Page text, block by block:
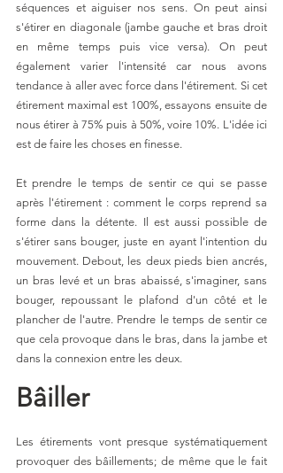
séquences et aiguiser nos sens. On peut ainsi
s'étirer en diagonale (jambe gauche et bras droit
en même temps puis vice versa). On peut
également varier l'intensité car nous avons
tendance à aller avec force dans l'étirement. Si cet
étirement maximal est 100%, essayons ensuite de
nous étirer à 75% puis à 50%, voire 10%. L'idée ici
est de faire les choses en finesse.
Et prendre le temps de sentir ce qui se passe
après l'étirement : comment le corps reprend sa
forme dans la détente. Il est aussi possible de
s'étirer sans bouger, juste en ayant l'intention du
mouvement. Debout, les deux pieds bien ancrés,
un bras levé et un bras abaissé, s'imaginer, sans
bouger, repoussant le plafond d'un côté et le
plancher de l'autre. Prendre le temps de sentir ce
que cela provoque dans le bras, dans la jambe et
dans la connexion entre les deux.
Bâiller
Les étirements vont presque systématiquement
provoquer des bâillements; de même que le fait